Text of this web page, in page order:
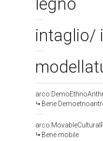
legno
intaglio/
Bene
Bene mobile